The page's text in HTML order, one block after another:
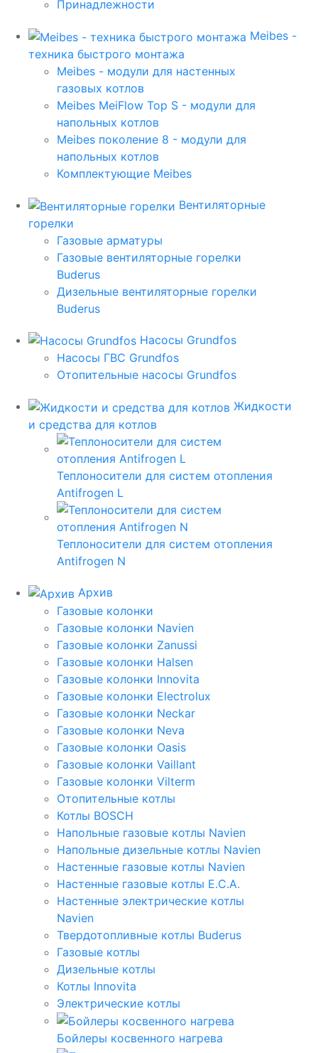
Принадлежности
Meibes -
техника быстрого монтажа
Meibes - модули для настенных
газовых котлов
Meibes MeiFlow Top S - модули для
напольных котлов
Meibes поколение 8 - модули для
напольных котлов
Комплектующие Meibes
Вентиляторные
горелки
Газовые арматуры
Газовые вентиляторные горелки
Buderus
Дизельные вентиляторные горелки
Buderus
Насосы Grundfos
Насосы ГВС Grundfos
Отопительные насосы Grundfos
Жидкости
и средства для котлов
Теплоносители для систем отопления
Antifrogen L
Теплоносители для систем отопления
Antifrogen N
Архив
Газовые колонки
Газовые колонки Navien
Газовые колонки Zanussi
Газовые колонки Halsen
Газовые колонки Innovita
Газовые колонки Electrolux
Газовые колонки Neckar
Газовые колонки Neva
Газовые колонки Oasis
Газовые колонки Vaillant
Газовые колонки Vilterm
Отопительные котлы
Котлы BOSCH
Напольные газовые котлы Navien
Напольные дизельные котлы Navien
Настенные газовые котлы Navien
Настенные газовые котлы E.C.A.
Настенные электрические котлы
Navien
Твердотопливные котлы Buderus
Газовые котлы
Дизельные котлы
Котлы Innovita
Электрические котлы
Бойлеры косвенного нагрева